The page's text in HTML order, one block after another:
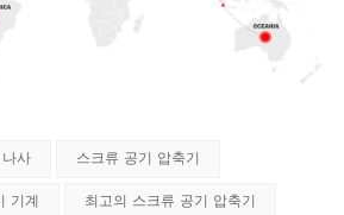
사
스크류 공기 압축기
기계
최고의 스크류 공기 압축기